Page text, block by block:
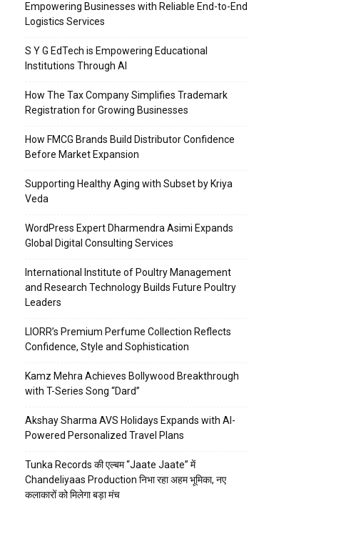
Empowering Businesses with Reliable End-to-End
Logistics Services
S Y G EdTech is Empowering Educational
Institutions Through AI
How The Tax Company Simplifies Trademark
Registration for Growing Businesses
How FMCG Brands Build Distributor Confidence
Before Market Expansion
Supporting Healthy Aging with Subset by Kriya
Veda
WordPress Expert Dharmendra Asimi Expands
Global Digital Consulting Services
International Institute of Poultry Management
and Research Technology Builds Future Poultry
Leaders
LIORR’s Premium Perfume Collection Reflects
Confidence, Style and Sophistication
Kamz Mehra Achieves Bollywood Breakthrough
with T-Series Song “Dard”
Akshay Sharma AVS Holidays Expands with AI-
Powered Personalized Travel Plans
Tunka Records की एल्बम “Jaate Jaate” में
Chandeliyaas Production निभा रहा अहम भूमिका, नए
कलाकारों को मिलेगा बड़ा मंच